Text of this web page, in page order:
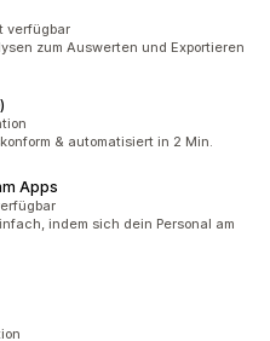
verfügbar
zum Auswerten und Exportieren
& automatisiert in 2 Min.
Apps
indem sich dein Personal am